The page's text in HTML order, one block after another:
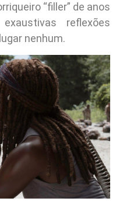
“filler” de anos
reflexões
nenhum.